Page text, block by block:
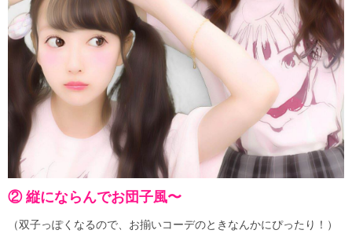
② 縦にならんでお団子風〜
（双子っぽくなるので、お揃いコーデのときなんかにぴったり！）